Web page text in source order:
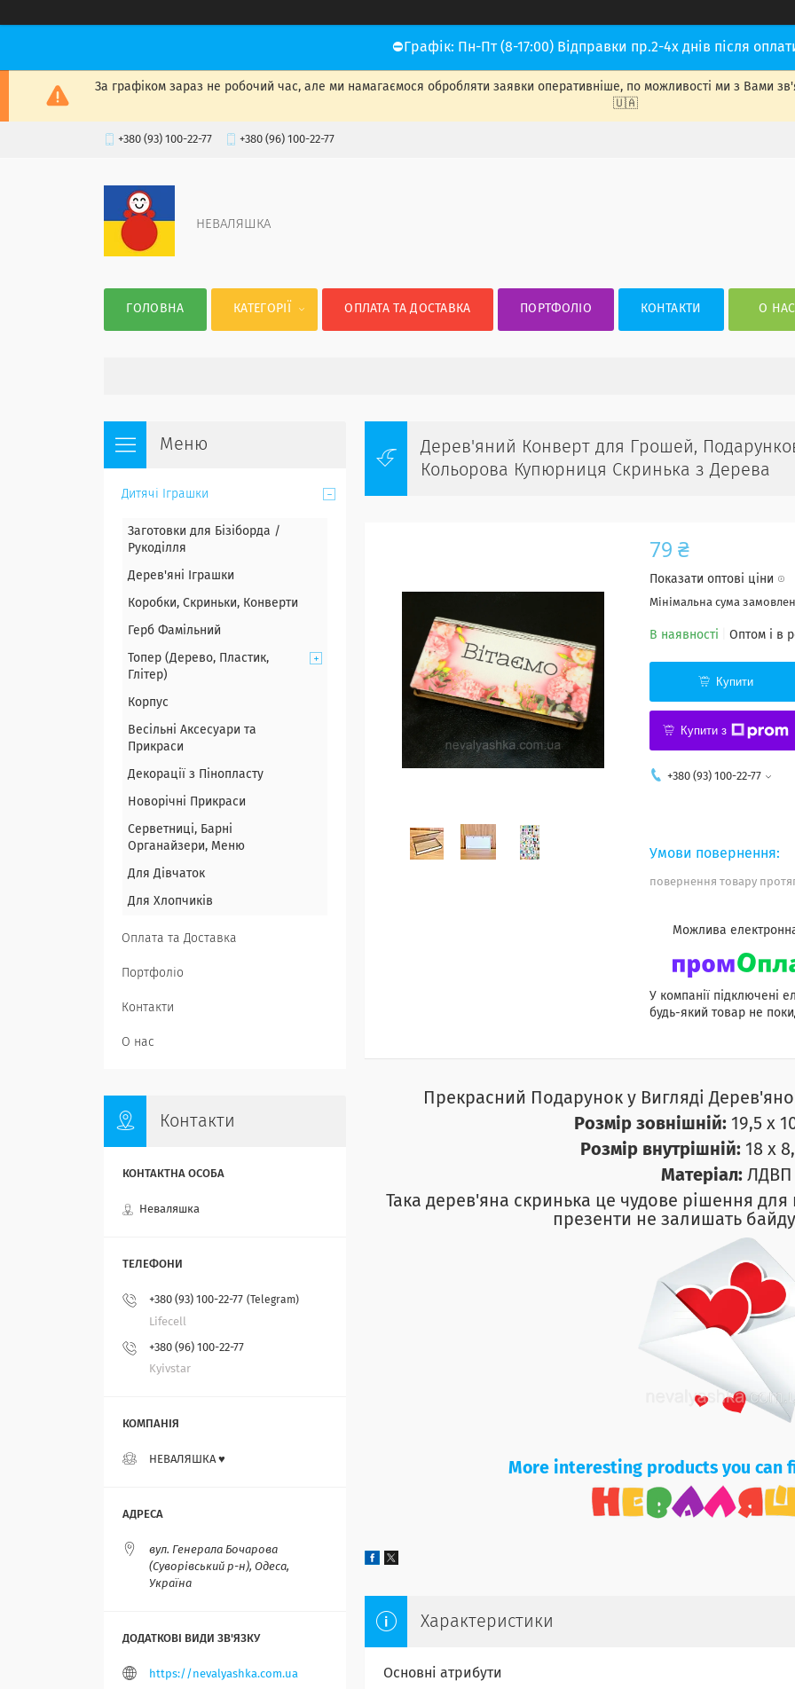
⛔Графік: Пн-Пт (8-17:00) Відправки пр.2-4х днів після
За графіком зараз не робочий час, але ми намагаємося обробляти заявки оперативніше, по можливості ми з Вами
🇺🇦
+380 (93) 100-22-77 +380 (96) 100-22-77
НЕВАЛЯШКА
ГОЛОВНА КАТЕГОРІЇ ОПЛАТА ТА ДОСТАВКА ПОРТФОЛІО КОНТАКТИ О НАС
Дерев'яний Конверт для Грошей,
Кольорова Купюрниця Скринька з Дерева
79 ₴
Показати оптові ціни
Мінімальна сума
В наявності Оптом і в
Купити
Купити з
+380 (93) 100-22-77
повернення товару
У компанії підключені
будь-який товар не
Прекрасний Подарунок у Вигляді
Розмір зовнішній: 19,5 х
Розмір внутрішній: 18 х
Матеріал: ЛДВП
Така дерев'яна скринька це чудове рішення для
презенти не залишать
More interesting products you can
Характеристики
Основні атрибути
Дитячі Іграшки
Заготовки для Бізіборда /
Рукоділля
Дерев'яні Іграшки
Коробки, Скриньки, Конверти
Герб Фамільний
Топер (Дерево, Пластик,
Глітер)
Корпус
Весільні Аксесуари та
Прикраси
Декорації з Пінопласту
Новорічні Прикраси
Серветниці, Барні
Органайзери, Меню
Для Дівчаток
Для Хлопчиків
Оплата та Доставка
Портфоліо
Контакти
О нас
Контакти
Неваляшка
+380 (93) 100-22-77 Telegram
Lifecell
+380 (96) 100-22-77
Kyivstar
НЕВАЛЯШКА ♥️
вул. Генерала Бочарова
(Суворівський р-н), Одеса,
Україна
https://nevalyashka.com.ua